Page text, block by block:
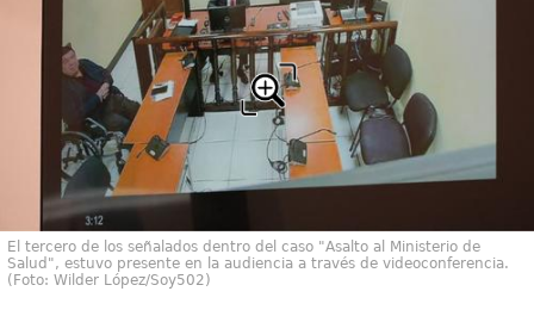
El tercero de los señalados dentro del caso "Asalto al Ministerio de
Salud", estuvo presente en la audiencia a través de videoconferencia.
(Foto: Wilder López/Soy502)